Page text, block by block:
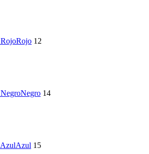
RojoRojo 12
NegroNegro 14
AzulAzul 15